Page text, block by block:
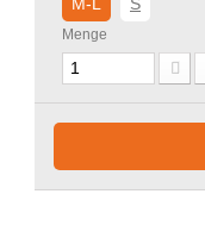
Menge